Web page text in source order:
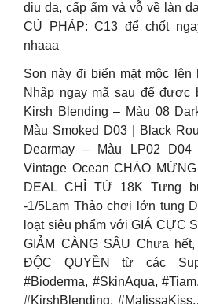
dịu da, cấp ẩm và vỗ về làn
CÚ PHÁP: C13 để chốt
nhaaa
Son này đi biển mặt mộc lên
Nhập ngay mã sau để được
Kirsh Blending – Màu 08
Màu Smoked D03 | Black
Dearmay – Màu LP02
Vintage Ocean CHÀO
DEAL CHỈ TỪ 18K Tưng
-1/5Lam Thảo chơi lớn tung
loạt siêu phẩm với GIÁ CỰC
GIẢM CÀNG SÂU Chưa
ĐỘC QUYỀN từ các
#Bioderma, #SkinAqua,
#KirshBlending,